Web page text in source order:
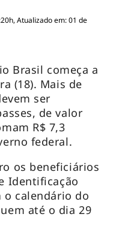
Atualizado em: 01 de
Brasil começa a
(18). Mais de
ser
de valor
R$ 7,3
federal.
os beneficiários
Identificação
o calendário do
até o dia 29